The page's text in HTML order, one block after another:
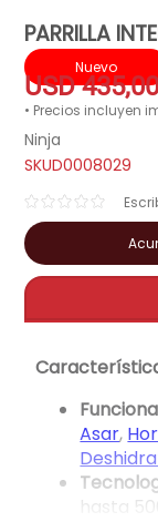
PARRILLA
Nuevo
USD 435,
• Precios incluyen
Ninja
D0008029
☆☆☆☆☆
Asar,
hasta
2. nevera
cocina
4. lavadora
5.
7. televisor
8. neveras
aire-